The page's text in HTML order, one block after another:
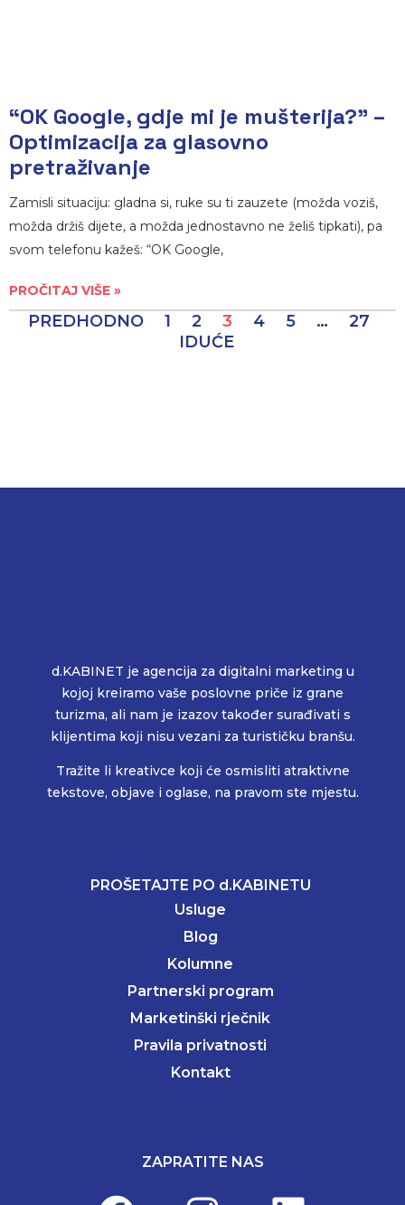
“OK Google, gdje mi je mušterija?” –
Optimizacija za glasovno
pretraživanje
Zamisli situaciju: gladna si, ruke su ti zauzete (možda voziš,
možda držiš dijete, a možda jednostavno ne želiš tipkati), pa
svom telefonu kažeš: “OK Google,
PROČITAJ VIŠE »
PREDHODNO 1 2 3 4 5 …
27
IDUĆE
d.KABINET je agencija za digitalni marketing u
kojoj kreiramo vaše poslovne priče iz grane
turizma, ali nam je izazov također surađivati s
klijentima koji nisu vezani za turističku branšu.
Tražite li kreativce koji će osmisliti atraktivne
tekstove, objave i oglase, na pravom ste mjestu.
PROŠETAJTE PO d.KABINETU
Usluge
Blog
Kolumne
Partnerski program
Marketinški rječnik
Pravila privatnosti
Kontakt
ZAPRATITE NAS